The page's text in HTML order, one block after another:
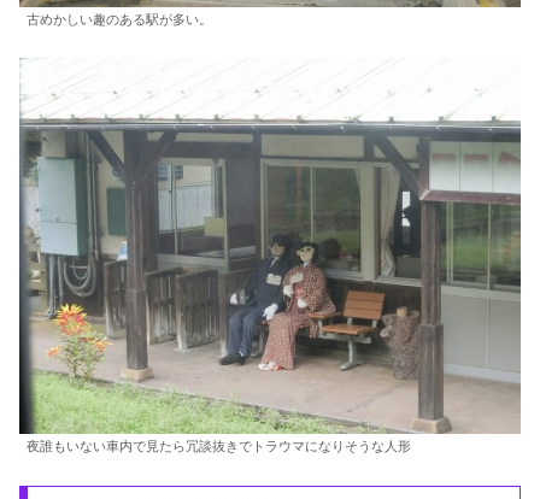
古めかしい趣のある駅が多い。
夜誰もいない車内で見たら冗談抜きでトラウマになりそうな人形